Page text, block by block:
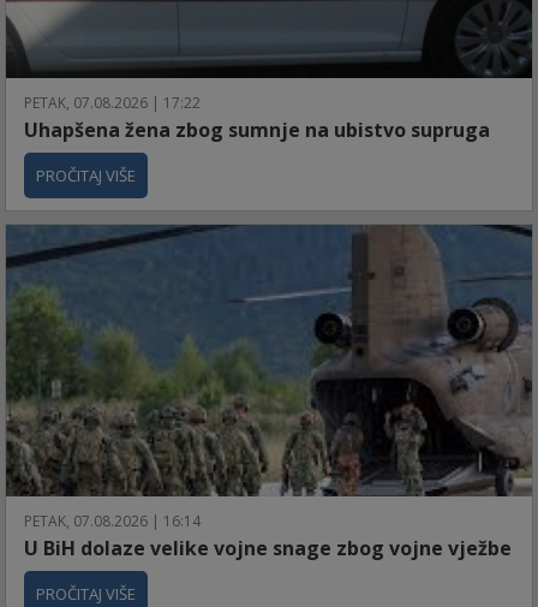
PETAK, 07.08.2026 | 17:22
Uhapšena žena zbog sumnje na ubistvo supruga
PROČITAJ VIŠE
PETAK, 07.08.2026 | 16:14
U BiH dolaze velike vojne snage zbog vojne vježbe
PROČITAJ VIŠE